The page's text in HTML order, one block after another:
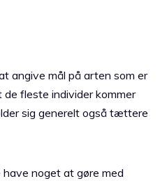
angive mål på arten som er
fleste individer kommer
sig generelt også tættere
noget at gøre med